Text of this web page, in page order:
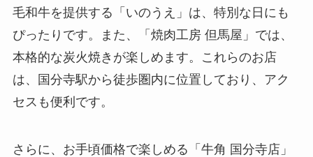
毛和牛を提供する「いのうえ」は、特別な日にも
ぴったりです。また、「焼肉工房 但馬屋」では、
本格的な炭火焼きが楽しめます。これらのお店
は、国分寺駅から徒歩圏内に位置しており、アク
セスも便利です。
さらに、お手頃価格で楽しめる「牛角 国分寺店」